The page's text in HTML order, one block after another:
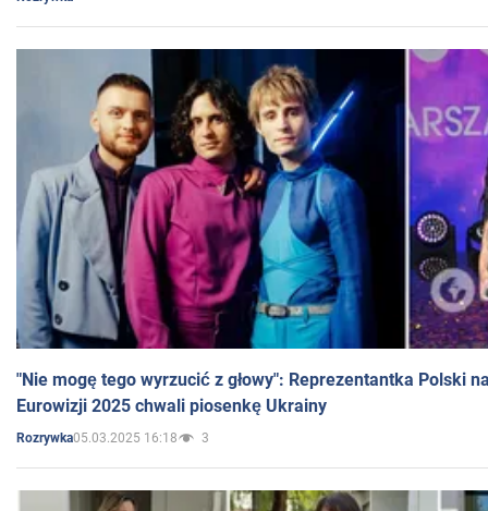
"Nie mogę tego wyrzucić z głowy": Reprezentantka Polski
Eurowizji 2025 chwali piosenkę Ukrainy
Rozrywka05.03.2025 16:18 3